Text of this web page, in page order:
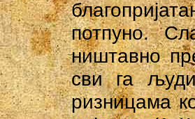
потпуно.
ништавно
сви га
ризницама